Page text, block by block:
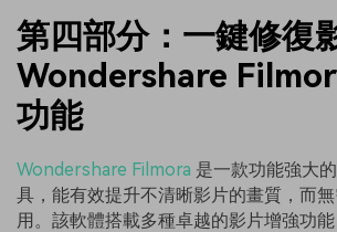
第四部分：一鍵修復
Wondershare
功能
Wondershare Filmora 是一款功能強大
具，能有效提升不清晰影片的畫質，而
用。該軟體搭載多種卓越的影片增強功